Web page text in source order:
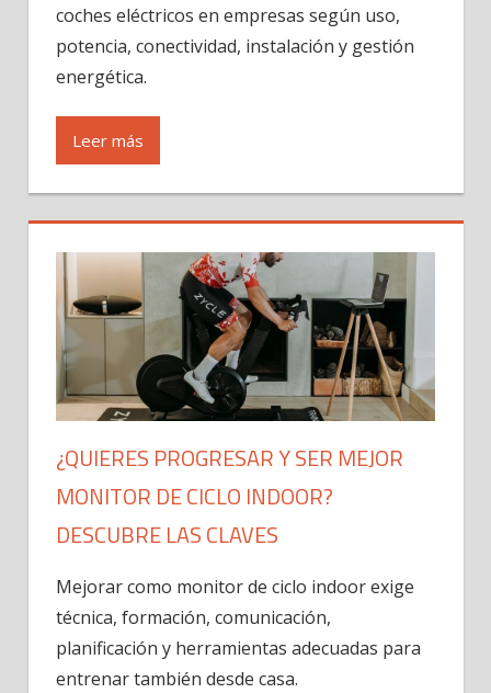
coches eléctricos en empresas según uso,
potencia, conectividad, instalación y gestión
energética.
Leer más
¿QUIERES PROGRESAR Y SER MEJOR
MONITOR DE CICLO INDOOR?
DESCUBRE LAS CLAVES
Mejorar como monitor de ciclo indoor exige
técnica, formación, comunicación,
planificación y herramientas adecuadas para
entrenar también desde casa.